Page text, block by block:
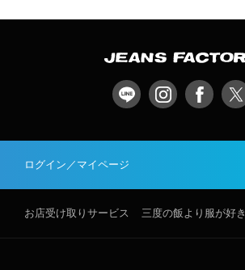
ログイン／マイページ
お店受け取りサービス 三度の飯より服が好き